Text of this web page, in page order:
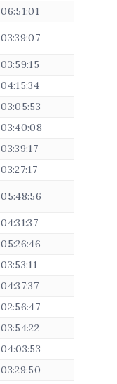
06:51:01
03:39:07
03:59:15
04:15:34
03:05:53
03:40:08
03:39:17
03:27:17
05:48:56
04:31:37
05:26:46
03:53:11
04:37:37
02:56:47
03:54:22
04:03:53
03:29:50